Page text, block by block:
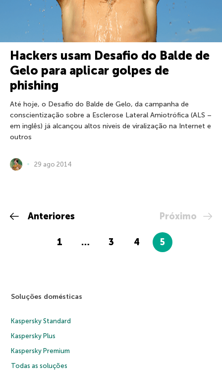
Hackers usam Desafio do Balde de
Gelo para aplicar golpes de
phishing
Até hoje, o Desafio do Balde de Gelo, da campanha de
conscientização sobre a Esclerose Lateral Amiotrófica (ALS –
em inglês) já alcançou altos níveis de viralização na Internet e
outros
29 ago 2014
Anteriores
1 … 3 4 5
Próximo
Soluções domésticas
Kaspersky Standard
Kaspersky Plus
Kaspersky Premium
Todas as soluções